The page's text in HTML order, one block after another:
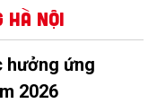
Nội
hưởng ứng
2026